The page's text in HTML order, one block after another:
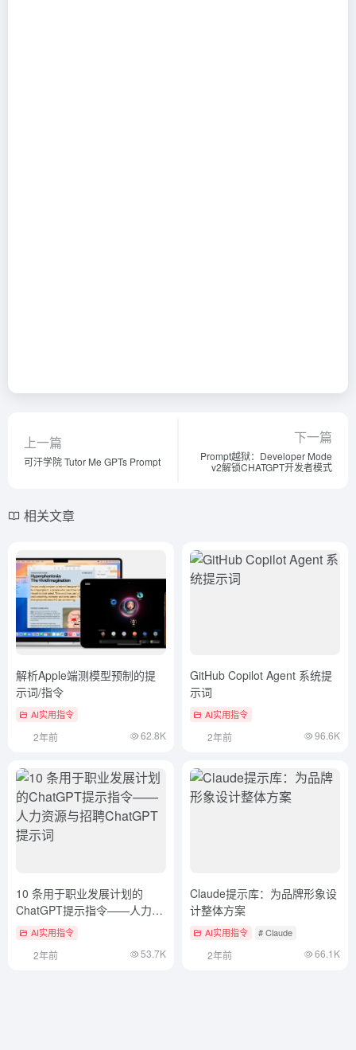
上一篇
可汗学院 Tutor Me GPTs Prompt
下一篇
Prompt越狱：Developer Mode
v2解锁CHATGPT开发者模式
相关文章
解析Apple端测模型预制的提
示词/指令
AI实用指令
2年前 62.8K
GitHub Copilot Agent 系统提
示词
AI实用指令
2年前 96.6K
10 条用于职业发展计划的
ChatGPT提示指令——人力资
源与招聘ChatGPT提示词
AI实用指令
2年前 53.7K
Claude提示库：为品牌形象设
计整体方案
AI实用指令 # Claude
2年前 66.1K